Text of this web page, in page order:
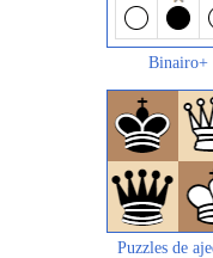
Binairo+
Puzzles de